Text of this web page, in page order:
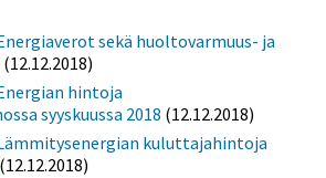
sekä huoltovarmuus- ja
(12.12.2018)
hintoja
syyskuussa 2018 (12.12.2018)
kuluttajahintoja
(12.12.2018)